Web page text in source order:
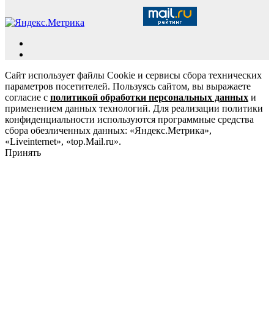
Сайт использует файлы Cookie и сервисы сбора технических
параметров посетителей. Пользуясь сайтом, вы выражаете
согласие с политикой обработки персональных данных и
применением данных технологий. Для реализации политики
конфиденциальности используются программные средства
сбора обезличенных данных: «Яндекс.Метрика»,
«Liveinternet», «top.Mail.ru».
Принять